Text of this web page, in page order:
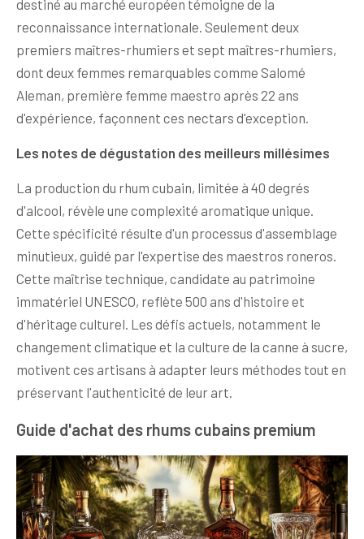
destiné au marché européen témoigne de la
reconnaissance internationale. Seulement deux
premiers maîtres-rhumiers et sept maîtres-rhumiers,
dont deux femmes remarquables comme Salomé
Aleman, première femme maestro après 22 ans
d'expérience, façonnent ces nectars d'exception.
Les notes de dégustation des meilleurs millésimes
La production du rhum cubain, limitée à 40 degrés
d'alcool, révèle une complexité aromatique unique.
Cette spécificité résulte d'un processus d'assemblage
minutieux, guidé par l'expertise des maestros roneros.
Cette maîtrise technique, candidate au patrimoine
immatériel UNESCO, reflète 500 ans d'histoire et
d'héritage culturel. Les défis actuels, notamment le
changement climatique et la culture de la canne à sucre,
motivent ces artisans à adapter leurs méthodes tout en
préservant l'authenticité de leur art.
Guide d'achat des rhums cubains premium